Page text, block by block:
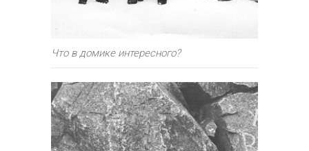
Что в домике интересного?